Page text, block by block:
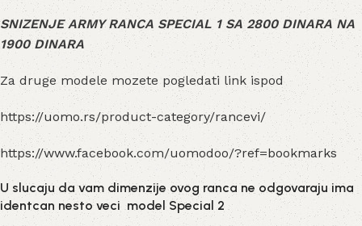
SNIZENJE ARMY RANCA SPECIAL 1 SA 2800 DINARA NA
1900 DINARA
Za druge modele mozete pogledati link ispod
https://uomo.rs/product-category/rancevi/
https://www.facebook.com/uomodoo/?ref=bookmarks
U slucaju da vam dimenzije ovog ranca ne odgovaraju ima
identcan nesto veci model Special 2